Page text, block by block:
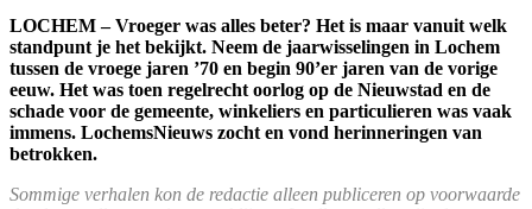
LOCHEM – Vroeger was alles beter? Het is maar vanuit welk
standpunt je het bekijkt. Neem de jaarwisselingen in Lochem
tussen de vroege jaren ’70 en begin 90’er jaren van de vorige
eeuw. Het was toen regelrecht oorlog op de Nieuwstad en de
schade voor de gemeente, winkeliers en particulieren was vaak
immens. LochemsNieuws zocht en vond herinneringen van
betrokken.
Sommige verhalen kon de redactie alleen publiceren op voorwaarde